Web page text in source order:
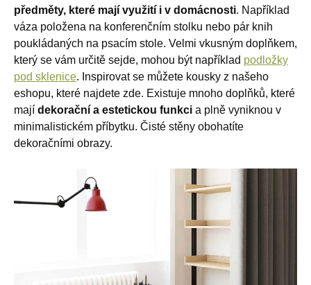
předměty, které mají využití i v domácnosti. Například
váza položena na konferenčním stolku nebo pár knih
poukládaných na psacím stole. Velmi vkusným doplňkem,
který se vám určitě sejde, mohou být například podložky
pod sklenice. Inspirovat se můžete kousky z našeho
eshopu, které najdete zde. Existuje mnoho doplňků, které
mají dekorační a estetickou funkci a plně vyniknou v
minimalistickém příbytku. Čisté stěny obohatíte
dekoračními obrazy.